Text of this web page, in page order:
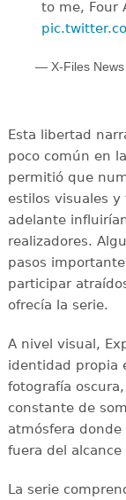
to me, Four
— X-Files News
Esta libertad
poco común en
permitió que
estilos visuales
adelante
realizadores.
pasos
participar
ofrecía la serie.
A nivel visual,
identidad propia
fotografía
constante de
atmósfera
fuera del
La serie